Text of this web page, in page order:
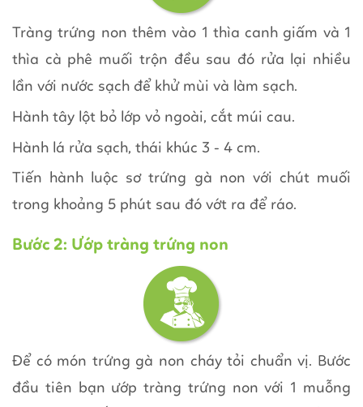
Tràng trứng non thêm vào 1 thìa canh giấm và 1
thìa cà phê muối trộn đều sau đó rửa lại nhiều
lần với nước sạch để khử mùi và làm sạch.
Hành tây lột bỏ lớp vỏ ngoài, cắt múi cau.
Hành lá rửa sạch, thái khúc 3 - 4 cm.
Tiến hành luộc sơ trứng gà non với chút muối
trong khoảng 5 phút sau đó vớt ra để ráo.
Bước 2: Ướp tràng trứng non
Để có món trứng gà non cháy tỏi chuẩn vị. Bước
đầu tiên bạn ướp tràng trứng non với 1 muỗng